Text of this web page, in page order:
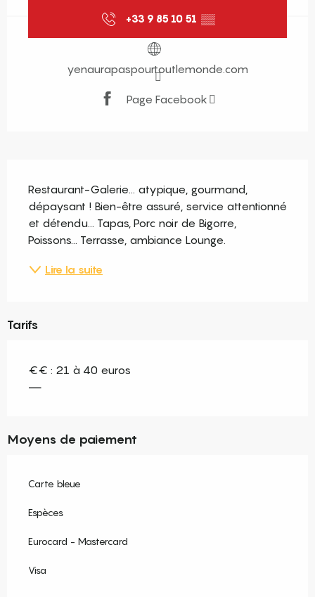
+33 9 85 10 51 ▒▒
yenaurapaspourtoutlemonde.com
Page Facebook
Restaurant-Galerie... atypique, gourmand,
dépaysant ! Bien-être assuré, service attentionné
et détendu... Tapas, Porc noir de Bigorre,
Poissons... Terrasse, ambiance Lounge.
Lire la suite
Tarifs
€€ : 21 à 40 euros
—
Moyens de paiement
Carte bleue
Espèces
Eurocard - Mastercard
Visa